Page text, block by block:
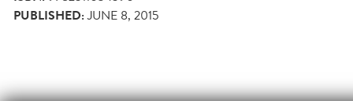
PUBLISHED:JUNE 8, 2015